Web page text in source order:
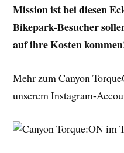
Mission ist bei diesen
Bikepark-Besucher
auf ihre Kosten
Mehr zum Canyon
unserem Instagram-